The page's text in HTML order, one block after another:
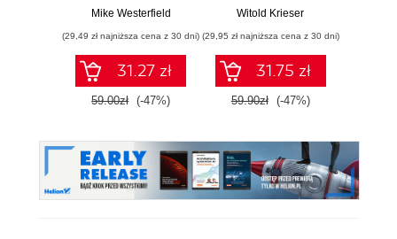
gadżety z
i techBASIC
Mike Westerfield
(29,49 zł najniższa cena z 30 dni)
31.27 zł
59.00zł (-47%)
pigułce
Witold Krieser
(29,95 zł najniższa cena z 30 dni)
31.75 zł
59.90zł (-47%)